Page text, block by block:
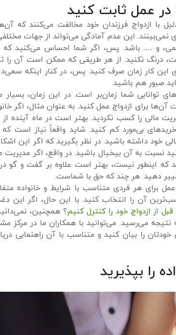
در عمل ثابت کنید
با ازدواج فرزندان خود مخالفت می‌کنند که
این عدم آمادگی می‌تواند از جهات
و …. باشد. پس، اگر شما احساس می‌کنید که
درنگ نکنید. از هر طریقی که ممکن است آن را
این کار زمان صرف کنید. پس، در کنار اینکه
صبور هم باشید.
توانایی شما زمان‌بر است. در این زمان، بسیار
برای ازدواج عمل کنید. به عنوان مثال، اگر
مالی را کسب نکردید. بهتر است در ماه آینده از
بی‌مورد کم کنید. شاید واقعاً نیاز است
خود داشته باشید. در نظر بگیرید که اگر این
نسبت به آن بیخیال باشید. در واقع، اگر مدیریت
که اینطور نیست، بهتر است علاوه بر گفت و گو
دهید. هر چند که حق با شماست.
عمل برای هر فردی متناسب با شرایط و خانواده
آن را انتخاب کنید. با این حال، اگر این
از ازدواج خود را کنترل کنیم؟ همچنین،
می‌رسید. می‌توانید با همکاران ما در مرکز
خودتان را بیان کنید و متناسب با آن راهنمایی
را بپذیرید